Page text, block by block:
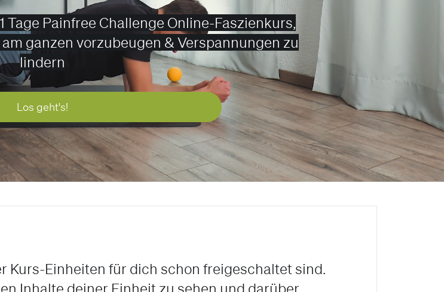
Tage Painfree Challenge Online-Faszienkurs,
ganzen vorzubeugen & Verspannungen zu
lindern
Los geht's!
Kurs-Einheiten für dich schon freigeschaltet sind.
Inhalte deiner Einheit zu sehen und darüber